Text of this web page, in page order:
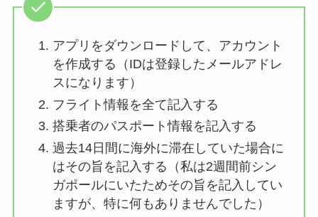
アプリをダウンロードして、アカウント
を作成する（IDは登録したメールアドレ
スになります）
フライト情報を全て記入する
搭乗者のパスポート情報を記入する
過去14日間に海外に滞在していた場合に
はその旨を記入する（私は2週間前シン
ガポールにいたためその旨を記入してい
ますが、特に何もありませんでした）